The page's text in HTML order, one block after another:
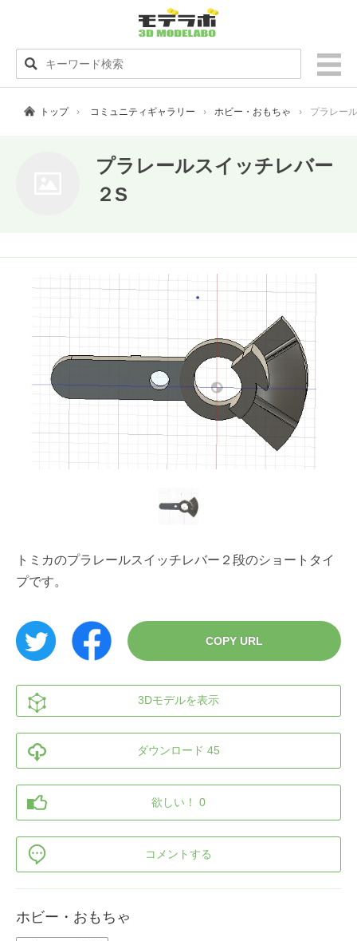
トップ コミュニティギャラリー ホビー・おもちゃ プラレー
プラレールスイッチレバー
２S
トミカのプラレールスイッチレバー２段のショートタイ
プです。
COPY URL
3Dモデルを表示
ダウンロード 45
欲しい！ 0
コメントする
ホビー・おもちゃ